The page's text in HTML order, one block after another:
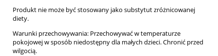
Produkt nie może być stosowany jako substytut zróżnicowanej
diety.
Warunki przechowywania: Przechowywać w temperaturze
pokojowej w sposób niedostępny dla małych dzieci. Chronić przed
wilgocią.